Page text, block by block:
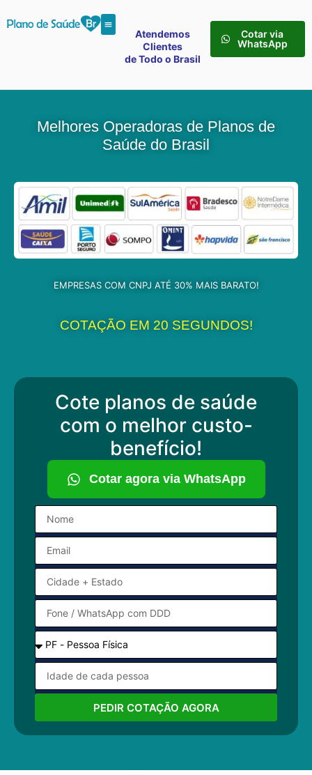
Atendemos
Clientes
de Todo o Brasil
Cotar via
WhatsApp
Melhores Operadoras de Planos de
Saúde do Brasil
EMPRESAS COM CNPJ ATÉ 30% MAIS BARATO!
COTAÇÃO EM 20 SEGUNDOS!
Cote planos de saúde
com o melhor custo-
benefício!
Cotar agora via WhatsApp
PEDIR COTAÇÃO AGORA